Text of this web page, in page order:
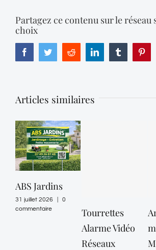
Partagez ce contenu sur le réseau
choix
FacebookTwitterReddit LinkedIn Tumblr
Articles similaires
ABS Jardins
31 juillet 2026
0
commentaire
Tourrettes
Alarme Vidéo
Réseaux